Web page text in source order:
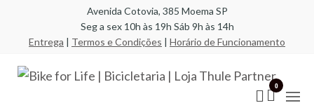
conteúdo
Avenida Cotovia, 385 Moema SP
Seg a sex 10h às 19h Sáb 9h às 14h
Entrega | Termos e Condições | Horário de Funcionamento
em
0